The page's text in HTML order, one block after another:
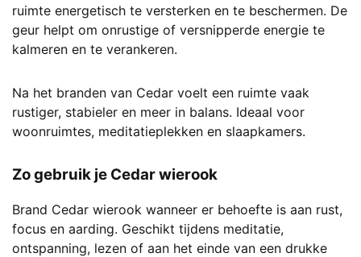
ruimte energetisch te versterken en te beschermen. De
geur helpt om onrustige of versnipperde energie te
kalmeren en te verankeren.
Na het branden van Cedar voelt een ruimte vaak
rustiger, stabieler en meer in balans. Ideaal voor
woonruimtes, meditatieplekken en slaapkamers.
Zo gebruik je Cedar wierook
Brand Cedar wierook wanneer er behoefte is aan rust,
focus en aarding. Geschikt tijdens meditatie,
ontspanning, lezen of aan het einde van een drukke